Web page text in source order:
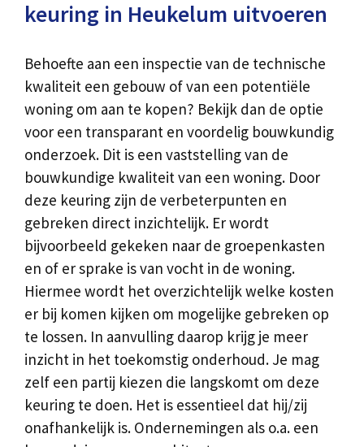
keuring in Heukelum uitvoeren
Behoefte aan een inspectie van de technische
kwaliteit een gebouw of van een potentiële
woning om aan te kopen? Bekijk dan de optie
voor een transparant en voordelig bouwkundig
onderzoek. Dit is een vaststelling van de
bouwkundige kwaliteit van een woning. Door
deze keuring zijn de verbeterpunten en
gebreken direct inzichtelijk. Er wordt
bijvoorbeeld gekeken naar de groepenkasten
en of er sprake is van vocht in de woning.
Hiermee wordt het overzichtelijk welke kosten
er bij komen kijken om mogelijke gebreken op
te lossen. In aanvulling daarop krijg je meer
inzicht in het toekomstig onderhoud. Je mag
zelf een partij kiezen die langskomt om deze
keuring te doen. Het is essentieel dat hij/zij
onafhankelijk is. Ondernemingen als o.a. een